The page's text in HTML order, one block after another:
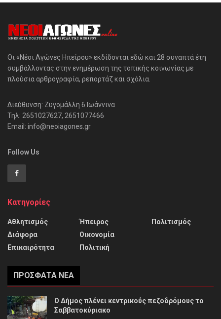
Οι «Νέοι Αγώνες Ηπείρου» εκδίδονται εδώ και 28 συναπτά έτη
συμβάλλοντας στην ενημέρωση της τοπικής κοινωνίας με
πλούσια αρθρογραφία, ρεπορτάζ και σχόλια.
Διεύθυνση: Ζυγομάλλη 6 Ιωάννινα
Τηλ: 2651027627, 2651077466
Email: info@neoiagones.gr
Follow Us
Κατηγορίες
Αθλητισμός
Διάφορα
Επικαιρότητα
Ήπειρος
Οικονομία
Πολιτική
Πολιτισμός
ΠΡΌΣΦΑΤΑ ΝΈΑ
Ο Δήμος πλένει κεντρικούς πεζοδρόμους το
Σαββατοκύριακο